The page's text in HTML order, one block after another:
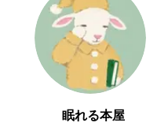
眠れる本屋